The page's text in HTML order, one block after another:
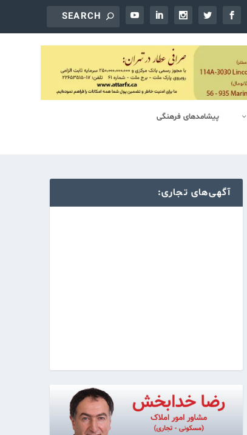
پیشامدهای فرهنگی
آگهی‌های تجاری: